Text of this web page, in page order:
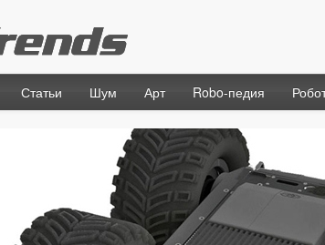
Статьи Шум Арт Robo-педия